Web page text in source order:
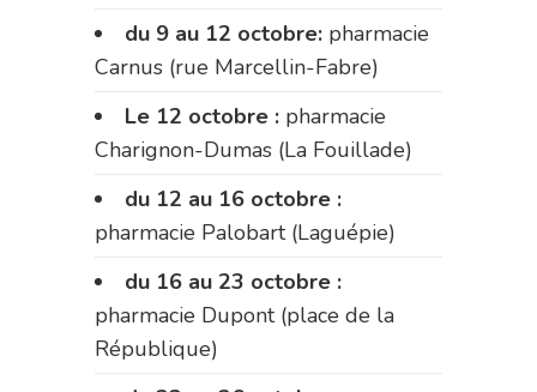
du 9 au 12 octobre: pharmacie
Carnus (rue Marcellin-Fabre)
Le 12 octobre : pharmacie
Charignon-Dumas (La Fouillade)
du 12 au 16 octobre :
pharmacie Palobart (Laguépie)
du 16 au 23 octobre :
pharmacie Dupont (place de la
République)